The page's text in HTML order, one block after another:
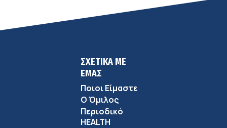
ΣΧΕΤΙΚΑ ΜΕ
ΕΜΑΣ
Ποιοι Είμαστε
Ο Όμιλος
Περιοδικό
HEALTH